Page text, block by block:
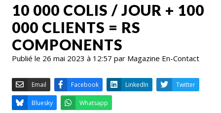
10 000 COLIS / JOUR + 100
000 CLIENTS = RS
COMPONENTS
Publié le 26 mai 2023 à 12:57 par Magazine En-Contact